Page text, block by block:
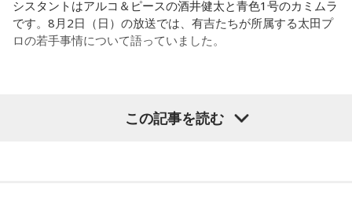
ーができて、グループステージをああいう形で抜けられたと
いうのは今までなかったことですし、力がついているのは事
そうすると、対応された側がまた変えてくるんですよ、それ
も試合中に。ですから、ベンチからでも戦術や戦略はある程
ブラジル戦のときも「守ろう」という気持ちはなくても、ブ
シスタントはアルコ＆ピースの酒井健太と青色1号のカミムラ
です。8月2日（日）の放送では、有吉たちが所属する太田プ
ロの若手事情について語っていました。
この記事を読む